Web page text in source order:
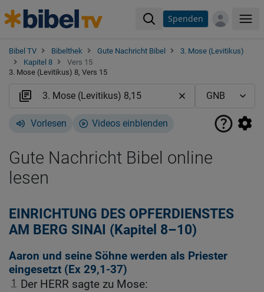
Spenden
Bibel TV Bibelthek Gute Nachricht Bibel
3. Mose (Levitikus)
Kapitel 8
Vers 15
3. Mose (Levitikus) 8, Vers 15
Vorlesen Videos einblenden
Gute Nachricht Bibel online
lesen
EINRICHTUNG DES OPFERDIENSTES
AM BERG SINAI (Kapitel 8–10)
Aaron und seine Söhne werden als Priester
eingesetzt (Ex 29,1-37)
1 Der HERR sagte zu Mose: